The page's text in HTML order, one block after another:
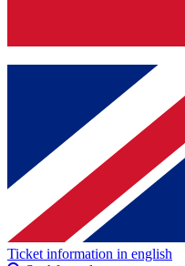
Ticket information in english